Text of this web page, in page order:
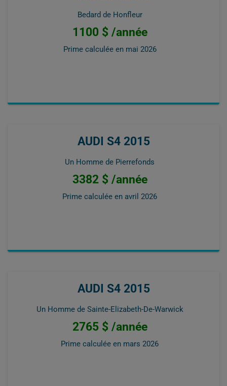
Bedard de Honfleur
1100 $ /année
Prime calculée en mai 2026
AUDI S4 2015
Un Homme de Pierrefonds
3382 $ /année
Prime calculée en avril 2026
AUDI S4 2015
Un Homme de Sainte-Elizabeth-De-Warwick
2765 $ /année
Prime calculée en mars 2026